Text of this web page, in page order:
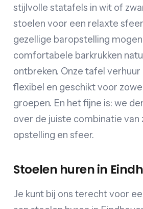
stijlvolle statafels in wit of
stoelen voor een relaxte
gezellige baropstelling
comfortabele barkrukken
ontbreken. Onze tafel verhuur
flexibel en geschikt voor
groepen. En het fijne is: we
over de juiste combinatie van
opstelling en sfeer.
Stoelen huren in
Je kunt bij ons terecht voor